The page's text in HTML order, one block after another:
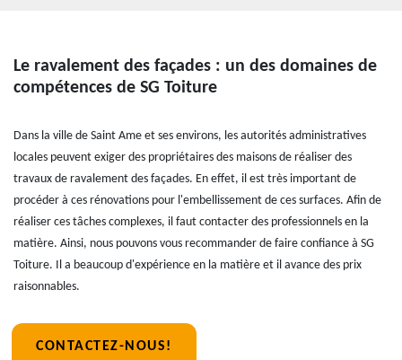
Le ravalement des façades : un des domaines de
compétences de SG Toiture
Dans la ville de Saint Ame et ses environs, les autorités administratives
locales peuvent exiger des propriétaires des maisons de réaliser des
travaux de ravalement des façades. En effet, il est très important de
procéder à ces rénovations pour l'embellissement de ces surfaces. Afin de
réaliser ces tâches complexes, il faut contacter des professionnels en la
matière. Ainsi, nous pouvons vous recommander de faire confiance à SG
Toiture. Il a beaucoup d'expérience en la matière et il avance des prix
raisonnables.
CONTACTEZ-NOUS!